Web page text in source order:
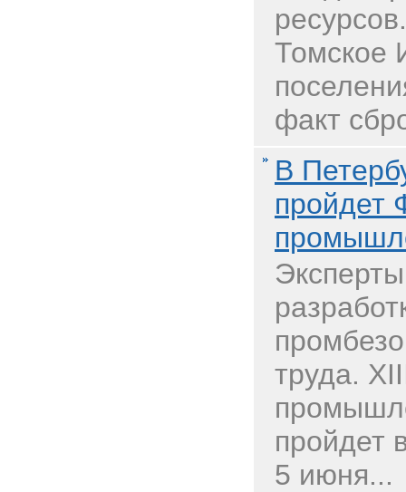
Томское
факт
В
пройдет
труда.
пройдет
5 июня...